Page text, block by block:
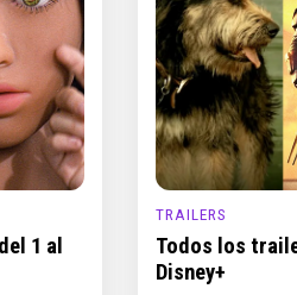
1 al
TRAILERS
Todos los
Disney+